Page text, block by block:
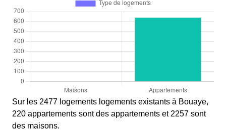
Sur les 2477 logements logements existants à Bouaye,
220 appartements sont des appartements et 2257 sont
des maisons.